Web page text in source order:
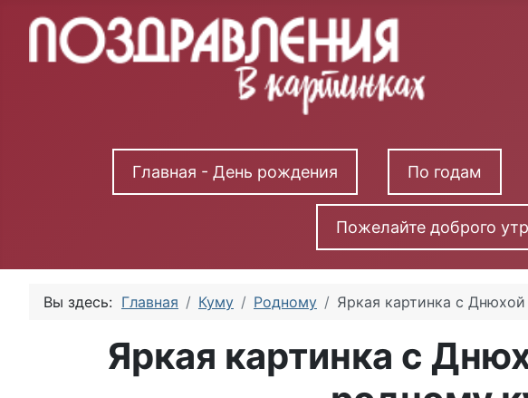
Главная - День рождения По годам
Пожелайте доброго
Вы здесь: Главная Куму Родному Яркая картинка с
Яркая картинка с